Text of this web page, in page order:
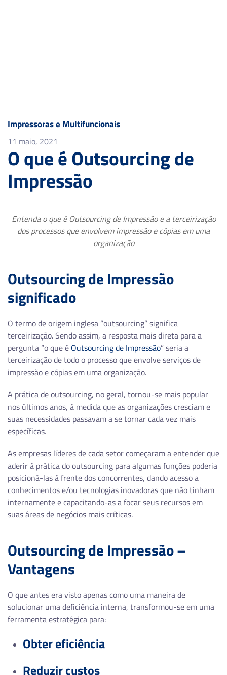
Impressoras e Multifuncionais
11 maio, 2021
O que é Outsourcing de
Impressão
Entenda o que é Outsourcing de Impressão e a terceirização
dos processos que envolvem impressão e cópias em uma
organização
Outsourcing de Impressão
significado
O termo de origem inglesa “outsourcing” significa
terceirização. Sendo assim, a resposta mais direta para a
pergunta “o que é Outsourcing de Impressão” seria a
terceirização de todo o processo que envolve serviços de
impressão e cópias em uma organização.
A prática de outsourcing, no geral, tornou-se mais popular
nos últimos anos, à medida que as organizações cresciam e
suas necessidades passavam a se tornar cada vez mais
específicas.
As empresas líderes de cada setor começaram a entender que
aderir à prática do outsourcing para algumas funções poderia
posicioná-las à frente dos concorrentes, dando acesso a
conhecimentos e/ou tecnologias inovadoras que não tinham
internamente e capacitando-as a focar seus recursos em
suas áreas de negócios mais críticas.
Outsourcing de Impressão –
Vantagens
O que antes era visto apenas como uma maneira de
solucionar uma deficiência interna, transformou-se em uma
ferramenta estratégica para:
Obter eficiência
Reduzir custos